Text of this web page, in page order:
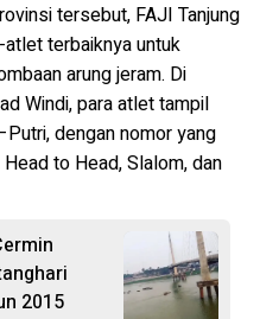
tersebut, FAJI Tanjung
terbaiknya untuk
arung jeram. Di
Windi, para atlet tampil
dengan nomor yang
to Head, Slalom, dan
2015